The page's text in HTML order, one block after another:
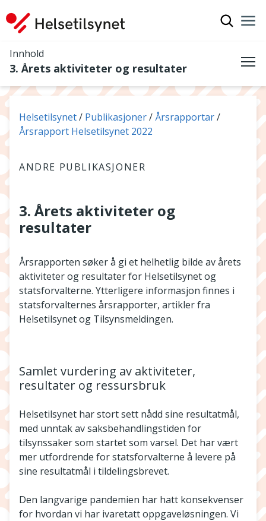
Innhold
3. Årets aktiviteter og resultater
Du er her:
Helsetilsynet Publikasjoner
Årsrapportar
Årsrapport Helsetilsynet 2022
ANDRE PUBLIKASJONER
3. Årets aktiviteter og
resultater
Årsrapporten søker å gi et helhetlig bilde av årets
aktiviteter og resultater for Helsetilsynet og
statsforvalterne. Ytterligere informasjon finnes i
statsforvalternes årsrapporter, artikler fra
Helsetilsynet og Tilsynsmeldingen.
Samlet vurdering av aktiviteter,
resultater og ressursbruk
Helsetilsynet har stort sett nådd sine resultatmål,
med unntak av saksbehandlingstiden for
tilsynssaker som startet som varsel. Det har vært
mer utfordrende for statsforvalterne å levere på
sine resultatmål i tildelingsbrevet.
Den langvarige pandemien har hatt konsekvenser
for hvordan vi har ivaretatt oppgaveløsningen. Vi